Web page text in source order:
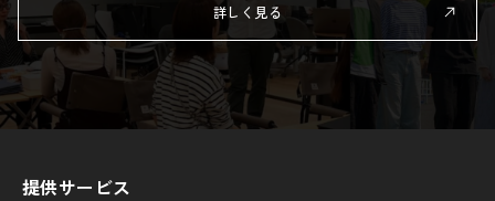
詳しく見る
提供サービス